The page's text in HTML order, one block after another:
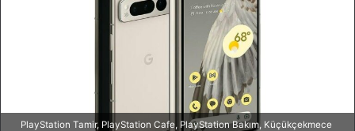
w
X
p
o
s
t
a
g
ö
PlayStation Tamir, PlayStation Cafe, PlayStation Bakım, Küçükçekmece